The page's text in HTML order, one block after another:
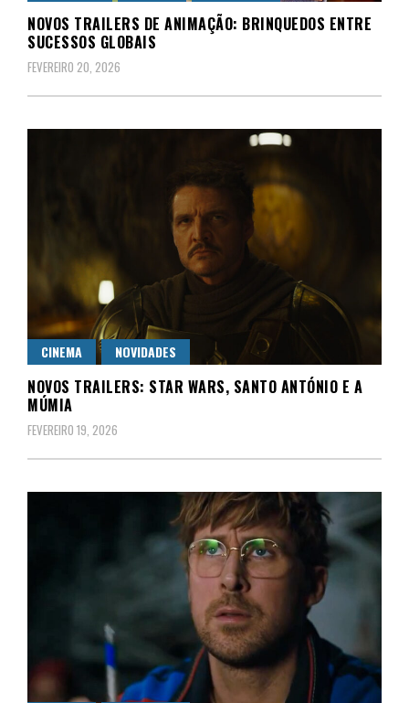
NOVOS TRAILERS DE ANIMAÇÃO: BRINQUEDOS ENTRE
SUCESSOS GLOBAIS
FEVEREIRO 20, 2026
CINEMA NOVIDADES
NOVOS TRAILERS: STAR WARS, SANTO ANTÓNIO E A
MÚMIA
FEVEREIRO 19, 2026